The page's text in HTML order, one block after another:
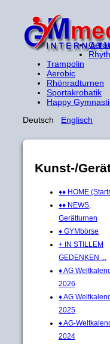
Trampolin
Aerobic
Rhönradturnen
Sportakrobatik
Happy
Deutsch Englisch
Kunst-/
♦♦ HOME
♦♦ NEWS,
Gerätturnen
♦ GYMbörse
+ IN STILLEM
GEDENKEN ...
♦ AG
2026
♦ AG
2025
♦ AG-
2024